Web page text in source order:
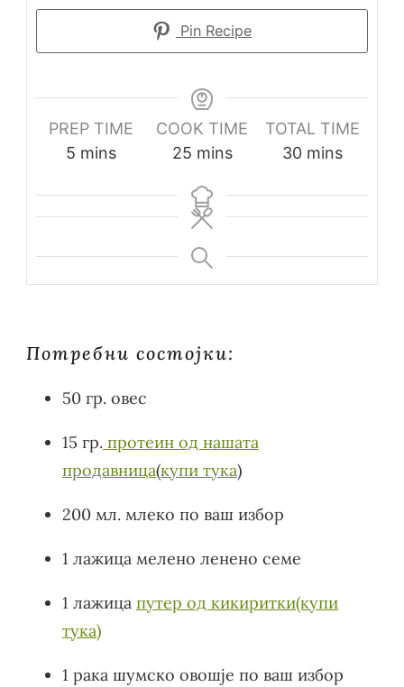
Pin Recipe
PREP TIME
5 mins
COOK TIME
25 mins
TOTAL TIME
30 mins
Потребни состојки:
50 гр. овес
15 гр. протеин од нашата
продавница(купи тука)
200 мл. млеко по ваш избор
1 лажица мелено ленено семе
1 лажица путер од кикиритки(купи
тука)
1 рака шумско овошје по ваш избор